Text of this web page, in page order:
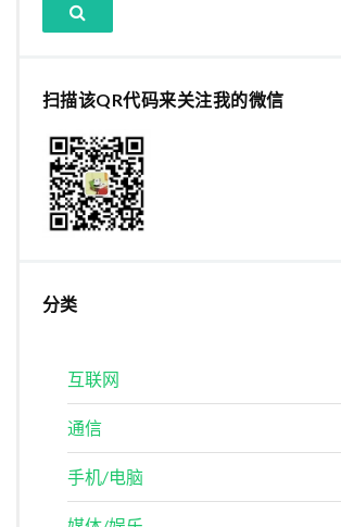
扫描该QR代码来关注我的微信
分类
互联网
通信
手机/电脑